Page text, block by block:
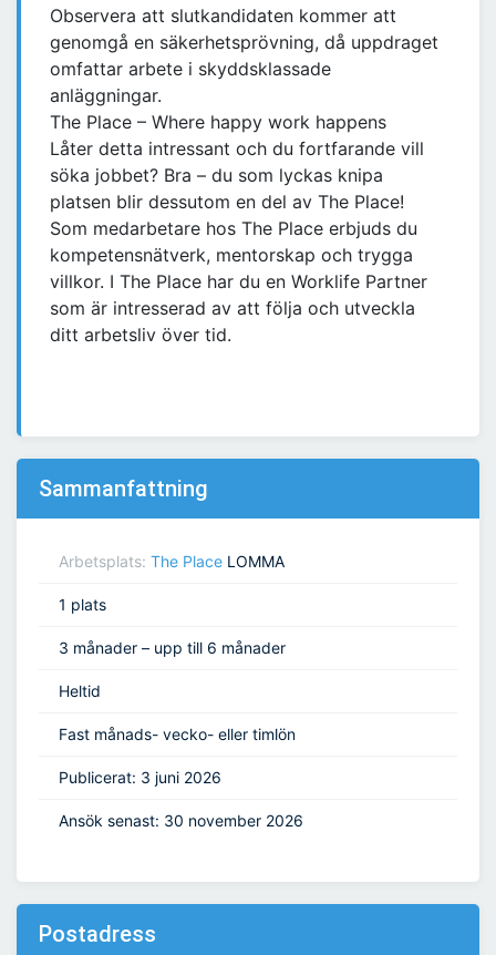
Observera att slutkandidaten kommer att
genomgå en säkerhetsprövning, då uppdraget
omfattar arbete i skyddsklassade
anläggningar.
The Place – Where happy work happens
Låter detta intressant och du fortfarande vill
söka jobbet? Bra – du som lyckas knipa
platsen blir dessutom en del av The Place!
Som medarbetare hos The Place erbjuds du
kompetensnätverk, mentorskap och trygga
villkor. I The Place har du en Worklife Partner
som är intresserad av att följa och utveckla
ditt arbetsliv över tid.
Sammanfattning
Arbetsplats: The Place LOMMA
1 plats
3 månader – upp till 6 månader
Heltid
Fast månads- vecko- eller timlön
Publicerat: 3 juni 2026
Ansök senast: 30 november 2026
Postadress